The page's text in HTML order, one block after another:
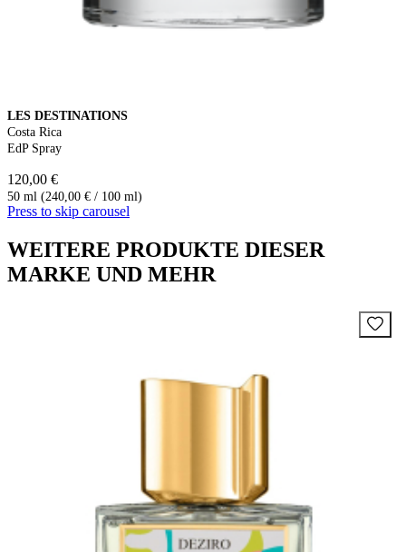
LES DESTINATIONS
Costa Rica
EdP Spray
120,00 €
50 ml (240,00 € / 100 ml)
Press to skip carousel
WEITERE PRODUKTE DIESER
MARKE UND MEHR